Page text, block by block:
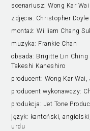
scenariusz:Wong Kar Wai
zdjęcia: Christopher
montaż:William Chang
muzyka: Frankie Chan
obsada: Brigitte Lin Ching
Takeshi Kaneshiro
producent: Wong Kar Wai,
producent wykonawczy:
produkcja: Jet Tone
język: kantoński,
urdu